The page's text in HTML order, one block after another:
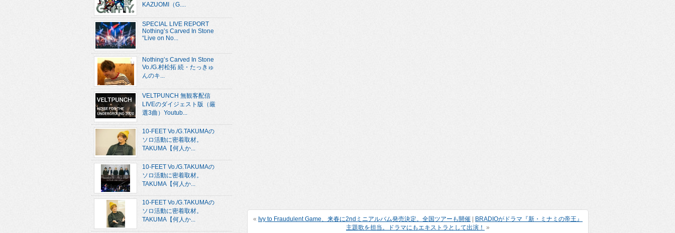
« Ivy to Fraudulent Game、来春に2ndミニアルバム発売決定。全国ツアーも開催
BRADIOがドラマ『新・ミナミの帝王』
主題歌を担当。ドラマにもエキストラとして出演！ »
KAZUOMI（G....
SPECIAL LIVE REPORT
Nothing’s Carved In Stone
“Live on No...
Nothing’s Carved In Stone
Vo./G.村松拓 続・たっきゅ
んのキ...
VELTPUNCH 無観客配信
LIVEのダイジェスト版（厳
選3曲）Youtub...
10-FEET Vo./G.TAKUMAの
ソロ活動に密着取材。
TAKUMA【何人か...
10-FEET Vo./G.TAKUMAの
ソロ活動に密着取材。
TAKUMA【何人か...
10-FEET Vo./G.TAKUMAの
ソロ活動に密着取材。
TAKUMA【何人か...